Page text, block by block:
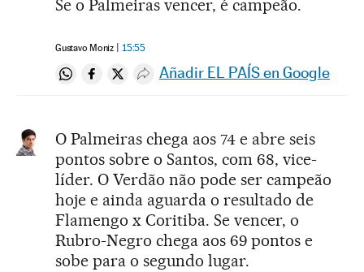
Se o Palmeiras vencer, é campeão.
Gustavo Moniz 15:55
Compartir en Whatsapp
Compartir en Facebook
Compartir en Twitter
Desplegar Redes Sociales
Añadir EL PAÍS en Google
O Palmeiras chega aos 74 e abre seis
pontos sobre o Santos, com 68, vice-
líder. O Verdão não pode ser campeão
hoje e ainda aguarda o resultado de
Flamengo x Coritiba. Se vencer, o
Rubro-Negro chega aos 69 pontos e
sobe para o segundo lugar.